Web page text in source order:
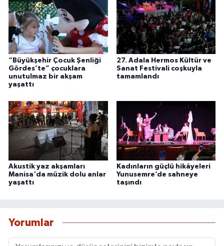
“Büyükşehir Çocuk Şenliği
Gördes’te” çocuklara
unutulmaz bir akşam
yaşattı
27. Adala Hermos Kültür ve
Sanat Festivali coşkuyla
tamamlandı
Akustik yaz akşamları
Manisa'da müzik dolu anlar
yaşattı
Kadınların güçlü hikâyeleri
Yunusemre’de sahneye
taşındı
Yorumlar